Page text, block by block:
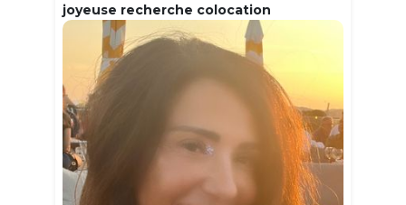
joyeuse recherche colocation